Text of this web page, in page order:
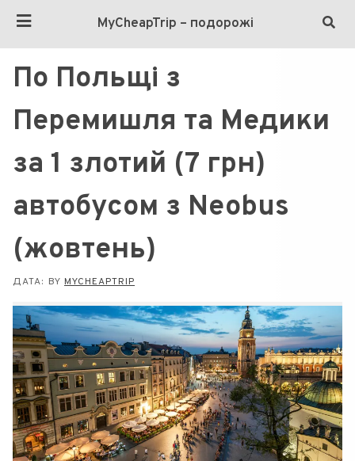
MyCheapTrip – подорожі
По Польщі з
Перемишля та Медики
за 1 злотий (7 грн)
автобусом з Neobus
(жовтень)
ДАТА: BY MYCHEAPTRIP